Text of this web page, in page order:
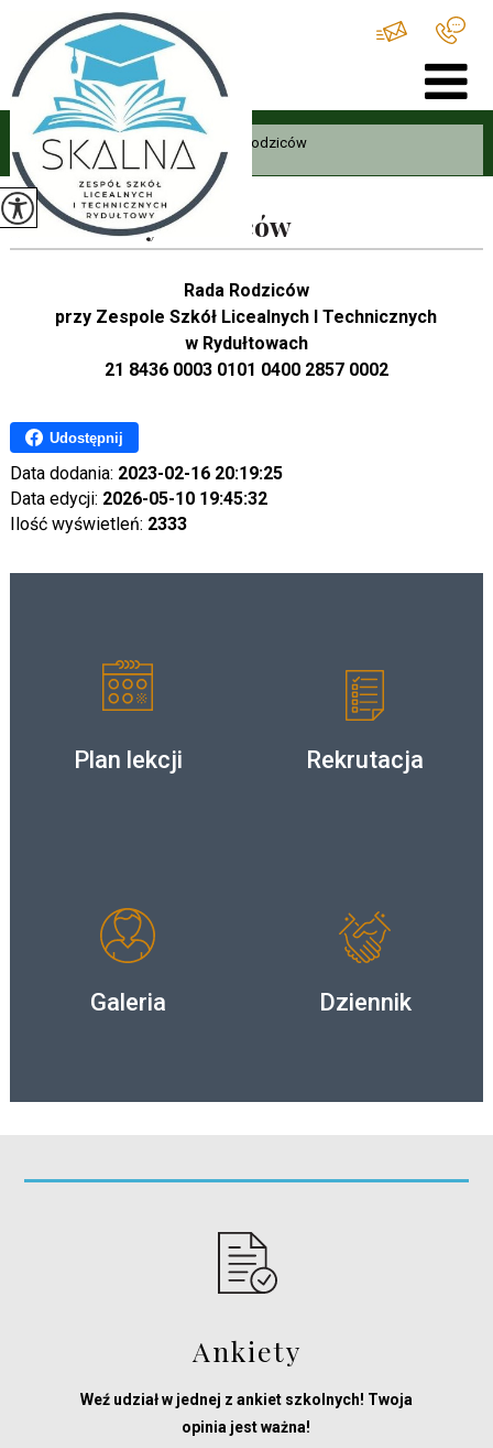
Home > Rodzic Informacje dla rodziców
Konto Rady Rodziców ...
Konto Rady Rodziców
Rada Rodziców
przy Zespole Szkół Licealnych I Technicznych
w Rydułtowach
21 8436 0003 0101 0400 2857 0002
Udostępnij
Data dodania: 2023-02-16 20:19:25
Data edycji: 2026-05-10 19:45:32
Ilość wyświetleń: 2333
Plan lekcji Rekrutacja
Galeria Dziennik
Ankiety
Weź udział w jednej z ankiet szkolnych! Twoja
opinia jest ważna!